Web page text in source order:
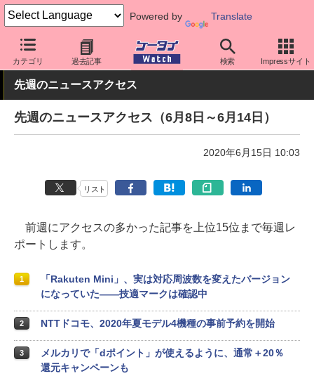
Powered by Translate
カテゴリ 過去記事 検索 Impressサイト
ケータイ Watch 業界動向 調査
先週のニュースアクセス
先週のニュースアクセス（6月8日～6月14日）
2020年6月15日 10:03
リスト
前週にアクセスの多かった記事を上位15位まで毎週レ
ポートします。
1
「Rakuten Mini」、実は対応周波数を変えたバージョン
になっていた――技適マークは確認中
2 NTTドコモ、2020年夏モデル4機種の事前予約を開始
3
メルカリで「dポイント」が使えるように、通常＋20％
還元キャンペーンも